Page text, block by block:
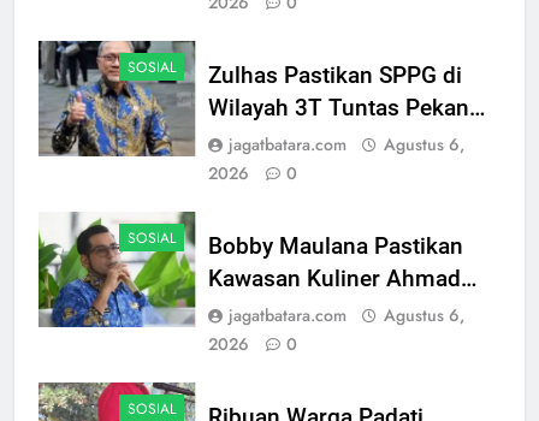
SOSIAL
Zulhas Pastikan SPPG di
Wilayah 3T Tuntas Pekan
Ini, Integrasi Data MBG
Hampir Rampung
jagatbatara.com
Agustus 6,
2026
0
SOSIAL
Bobby Maulana Pastikan
Kawasan Kuliner Ahmad
Yani Tetap Bersih, Pemkot
Sukabumi Perkuat Penataan
Sampah
jagatbatara.com
Agustus 6,
2026
0
SOSIAL